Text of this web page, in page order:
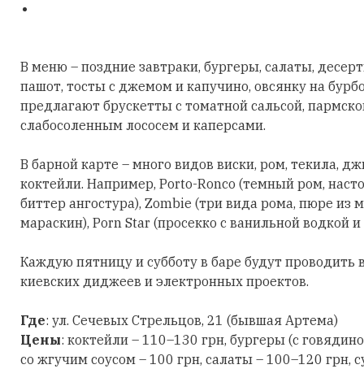
В меню – поздние завтраки, бургеры, салаты,
пашот, тосты с джемом и капучино, овсянку на
предлагают брускетты с томатной сальсой,
слабосоленным лососем и каперсами.
В барной карте – много видов виски, ром, текила,
коктейли. Например, Porto-Ronco (темный ром,
биттер ангостура), Zombie (три вида рома, пюре
мараскин), Porn Star (просекко с ванильной водкой
Каждую пятницу и субботу в баре будут проводить
киевских диджеев и электронных проектов.
Где: ул. Сечевых Стрельцов, 21 (бывшая Артема)
Цены: коктейли – 110–130 грн, бургеры (с
со жгучим соусом – 100 грн, салаты – 100–120 грн,